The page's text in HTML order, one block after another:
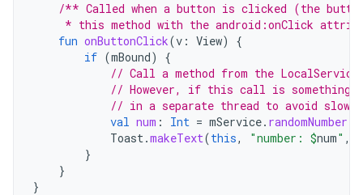
/** Called when a button is clicked (the
* this method with the android:onClick
fun onButtonClick(v : View)
{
if (mBound)
{
// Call a method from the
// However, if this call is something
// in a separate thread to avoid
val num : Int = mService. randomNumber
Toast.makeText(this, "number: $num" ,
}
}
}